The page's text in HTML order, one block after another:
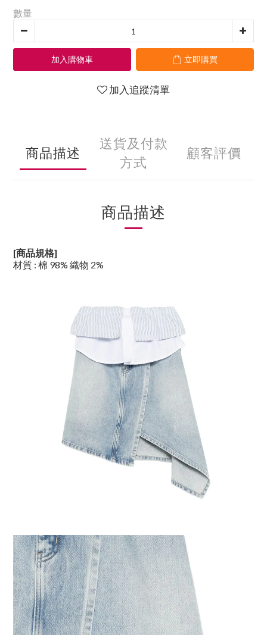
數量
加入購物車 立即購買
加入追蹤清單
商品描述
送貨及付款
方式
顧客評價
商品描述
[商品規格]
材質 : 棉 98% 織物 2%